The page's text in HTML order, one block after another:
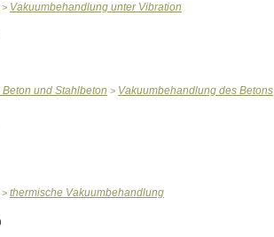
> Vakuumbehandlung unter Vibration
Beton und Stahlbeton > Vakuumbehandlung des Betons
> thermische Vakuumbehandlung